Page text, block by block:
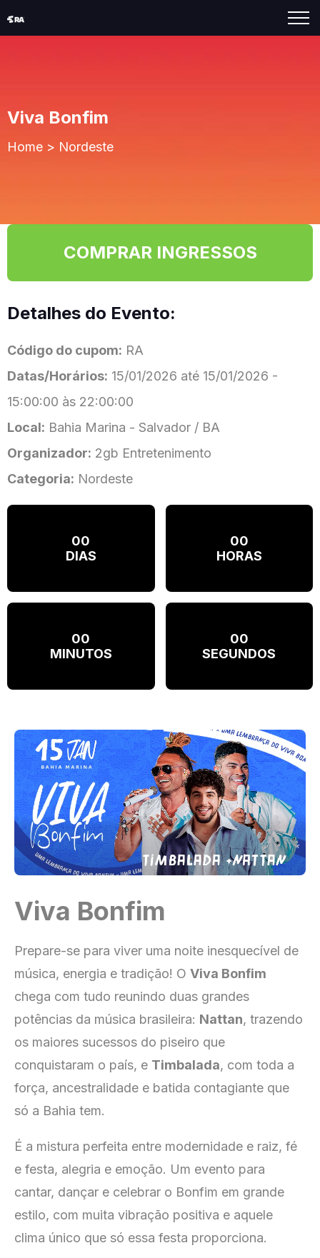
Viva Bonfim
Home > Nordeste
COMPRAR INGRESSOS
Detalhes do Evento:
Código do cupom: RA
Datas/Horários: 15/01/2026 até 15/01/2026 -
15:00:00 às 22:00:00
Local: Bahia Marina - Salvador / BA
Organizador: 2gb Entretenimento
Categoria: Nordeste
00
DIAS
00
HORAS
00
MINUTOS
00
SEGUNDOS
Viva Bonfim
Prepare-se para viver uma noite inesquecível de
música, energia e tradição! O Viva Bonfim
chega com tudo reunindo duas grandes
potências da música brasileira: Nattan, trazendo
os maiores sucessos do piseiro que
conquistaram o país, e Timbalada, com toda a
força, ancestralidade e batida contagiante que
só a Bahia tem.
É a mistura perfeita entre modernidade e raiz, fé
e festa, alegria e emoção. Um evento para
cantar, dançar e celebrar o Bonfim em grande
estilo, com muita vibração positiva e aquele
clima único que só essa festa proporciona.